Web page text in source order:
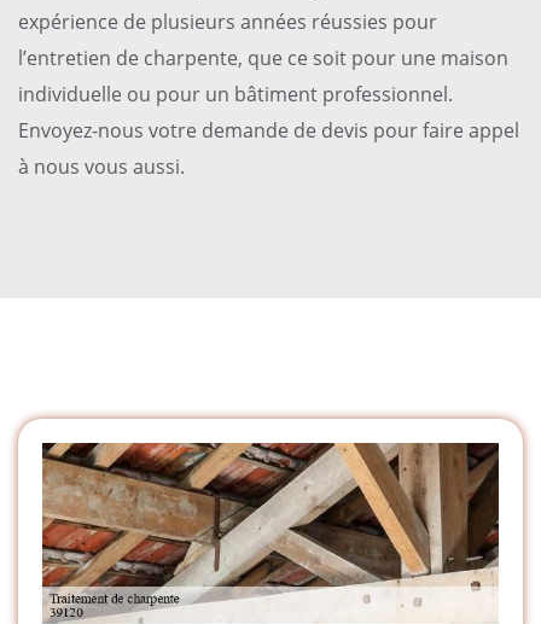
expérience de plusieurs années réussies pour
l’entretien de charpente, que ce soit pour une maison
individuelle ou pour un bâtiment professionnel.
Envoyez-nous votre demande de devis pour faire appel
à nous vous aussi.